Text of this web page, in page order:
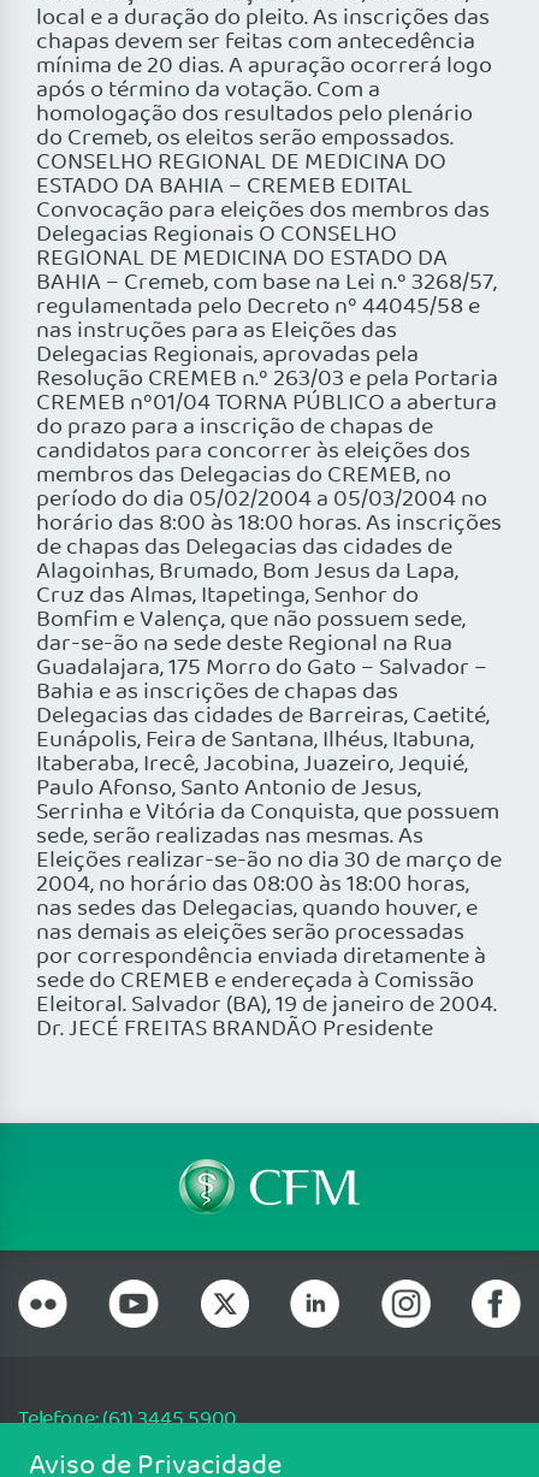
local e a duração do pleito. As inscrições das
chapas devem ser feitas com antecedência
mínima de 20 dias. A apuração ocorrerá logo
após o término da votação. Com a
homologação dos resultados pelo plenário
do Cremeb, os eleitos serão empossados.
CONSELHO REGIONAL DE MEDICINA DO
ESTADO DA BAHIA – CREMEB EDITAL
Convocação para eleições dos membros das
Delegacias Regionais O CONSELHO
REGIONAL DE MEDICINA DO ESTADO DA
BAHIA – Cremeb, com base na Lei n.º 3268/57,
regulamentada pelo Decreto nº 44045/58 e
nas instruções para as Eleições das
Delegacias Regionais, aprovadas pela
Resolução CREMEB n.º 263/03 e pela Portaria
CREMEB nº01/04 TORNA PÚBLICO a abertura
do prazo para a inscrição de chapas de
candidatos para concorrer às eleições dos
membros das Delegacias do CREMEB, no
período do dia 05/02/2004 a 05/03/2004 no
horário das 8:00 às 18:00 horas. As inscrições
de chapas das Delegacias das cidades de
Alagoinhas, Brumado, Bom Jesus da Lapa,
Cruz das Almas, Itapetinga, Senhor do
Bomfim e Valença, que não possuem sede,
dar-se-ão na sede deste Regional na Rua
Guadalajara, 175 Morro do Gato – Salvador –
Bahia e as inscrições de chapas das
Delegacias das cidades de Barreiras, Caetité,
Eunápolis, Feira de Santana, Ilhéus, Itabuna,
Itaberaba, Irecê, Jacobina, Juazeiro, Jequié,
Paulo Afonso, Santo Antonio de Jesus,
Serrinha e Vitória da Conquista, que possuem
sede, serão realizadas nas mesmas. As
Eleições realizar-se-ão no dia 30 de março de
2004, no horário das 08:00 às 18:00 horas,
nas sedes das Delegacias, quando houver, e
nas demais as eleições serão processadas
por correspondência enviada diretamente à
sede do CREMEB e endereçada à Comissão
Eleitoral. Salvador (BA), 19 de janeiro de 2004.
Dr. JECÉ FREITAS BRANDÃO Presidente
Telefone: (61) 3445 5900
Email: cfm@portalmedico.org.br
Aviso de Privacidade